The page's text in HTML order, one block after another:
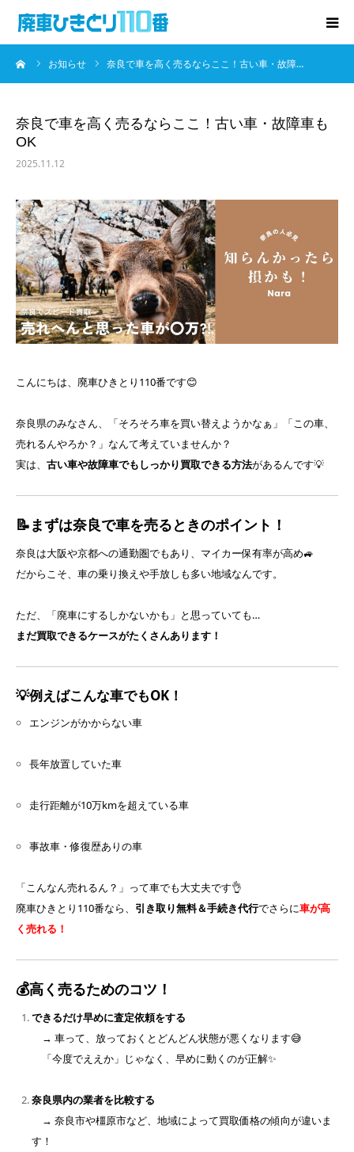
お知らせ 奈良で車を高く売るならここ！古い車・故障…
奈良で車を高く売るならここ！古い車・故障車も
OK
2025.11.12
こんにちは、廃車ひきとり110番です😊
奈良県のみなさん、「そろそろ車を買い替えようかなぁ」「この車、
売れるんやろか？」なんて考えていませんか？
実は、 古い車や故障車でもしっかり買取できる方法があるんです💡
📝まずは奈良で車を売るときのポイント！
奈良は大阪や京都への通勤圏でもあり、マイカー保有率が高め🚙
だからこそ、車の乗り換えや手放しも多い地域なんです。
ただ、「廃車にするしかないかも」と思っていても…
まだ買取できるケースがたくさんあります！
💡例えばこんな車でもOK！
エンジンがかからない車
長年放置していた車
走行距離が10万kmを超えている車
事故車・修復歴ありの車
「こんなん売れるん？」って車でも大丈夫です👌
廃車ひきとり110番なら、 引き取り無料＆手続き代行でさらに車が高
く売れる！
💰高く売るためのコツ！
できるだけ早めに査定依頼をする
→ 車って、放っておくとどんどん状態が悪くなります😅
「今度でええか」じゃなく、早めに動くのが正解✨
奈良県内の業者を比較する
→ 奈良市や橿原市など、地域によって買取価格の傾向が違いま
す！
廃車･事故車の買取
プレゼントキャンペーン
無料査定
お役立ち情報
お知らせ
会社概要
お問い合わせ